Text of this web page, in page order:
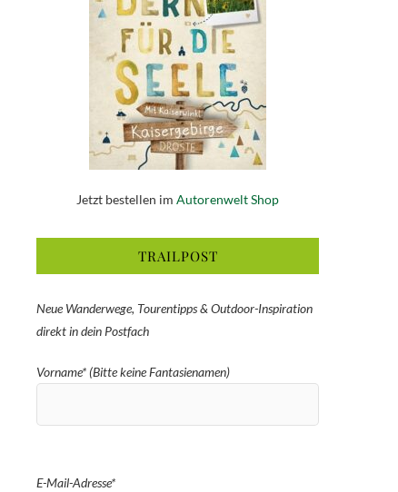
Jetzt bestellen im Autorenwelt Shop
TRAILPOST
Neue Wanderwege, Tourentipps & Outdoor-Inspiration
direkt in dein Postfach
Vorname* (Bitte keine Fantasienamen)
E-Mail-Adresse*